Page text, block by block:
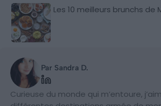
Les 10 meilleurs brunchs de
Par Sandra D.
Curieuse du monde qui m’entoure,